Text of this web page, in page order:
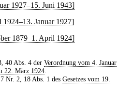
1927–15. Juni 1943]
1924–13. Januar 1927]
1879–1. April 1924]
40 Abs. 4 der Verordnung vom 4. Januar
22. März 1924
Nr. 2, 18 Abs. 1 des Gesetzes vom 19.